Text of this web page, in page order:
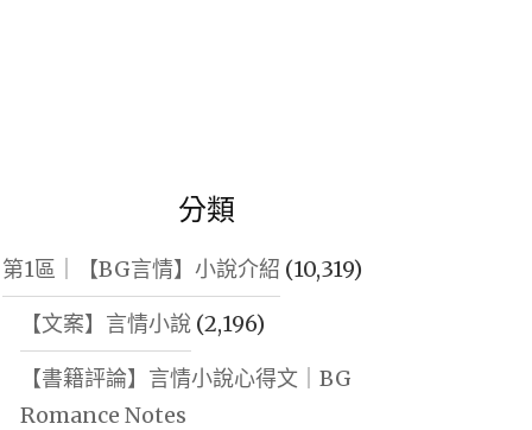
分類
第1區｜【BG言情】小說介紹 (10,319)
【文案】言情小說(2,196)
【書籍評論】言情小說心得文｜BG
Romance Notes